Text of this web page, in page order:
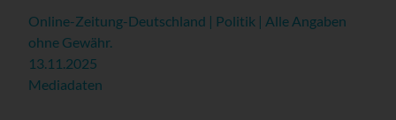
Online-Zeitung-Deutschland | Politik | Alle Angaben
ohne Gewähr.
13.11.2025
Mediadaten